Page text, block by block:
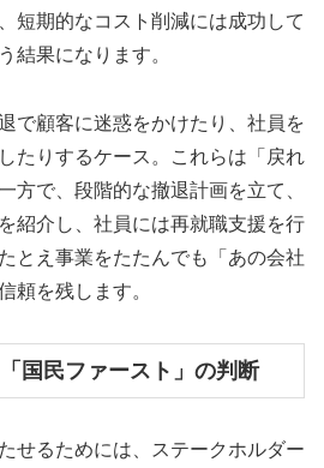
短期的なコスト削減には成功して
結果になります。
で顧客に迷惑をかけたり、社員を
たりするケース。これらは「戻れ
方で、段階的な撤退計画を立て、
紹介し、社員には再就職支援を行
とえ事業をたたんでも「あの会社
頼を残します。
国民ファースト」の判断
せるためには、ステークホルダー